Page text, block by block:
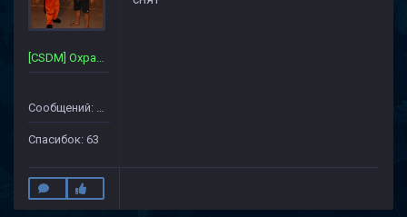
[CSDM] Охрана~Сервера
Сообщений: 357
Спасибок: 63